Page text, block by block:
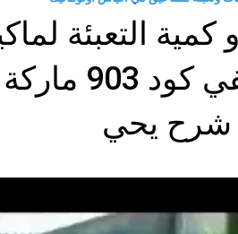
التعبئة
حبيبات بكيس
يحي